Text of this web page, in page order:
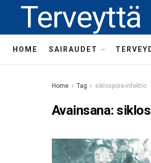
Terveyttä
HOME SAIRAUDET
Home Tag siklospora-infektio
Avainsana: